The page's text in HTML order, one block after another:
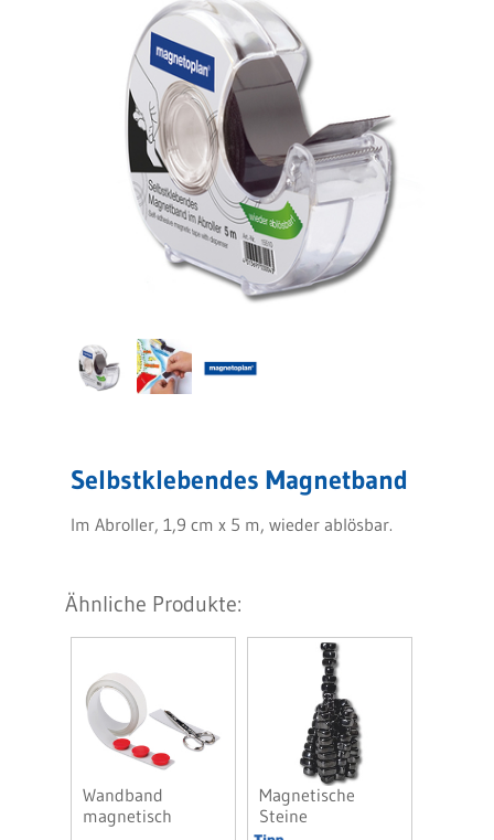
Selbstklebendes Magnetband
Im Abroller, 1,9 cm x 5 m, wieder ablösbar.
Ähnliche Produkte:
Wandband
magnetisch
Magnetische
Steine